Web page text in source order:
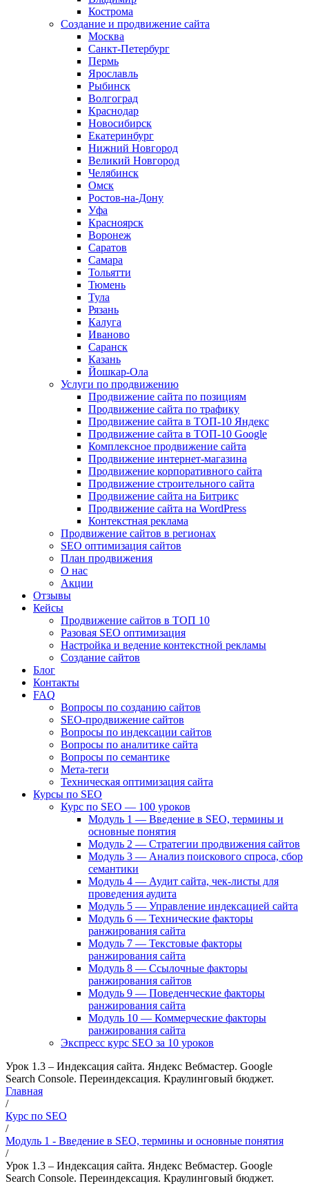
Кострома
Создание и продвижение сайта
Москва
Санкт-Петербург
Пермь
Ярославль
Рыбинск
Волгоград
Краснодар
Новосибирск
Екатеринбург
Нижний Новгород
Великий Новгород
Челябинск
Омск
Ростов-на-Дону
Уфа
Красноярск
Воронеж
Саратов
Самара
Тольятти
Тюмень
Тула
Рязань
Калуга
Иваново
Саранск
Казань
Йошкар-Ола
Услуги по продвижению
Продвижение сайта по позициям
Продвижение сайта по трафику
Продвижение сайта в ТОП-10 Яндекс
Продвижение сайта в ТОП-10 Google
Комплексное продвижение сайта
Продвижение интернет-магазина
Продвижение корпоративного сайта
Продвижение строительного сайта
Продвижение сайта на Битрикс
Продвижение сайта на WordPress
Контекстная реклама
Продвижение сайтов в регионах
SEO оптимизация сайтов
План продвижения
О нас
Акции
Отзывы
Кейсы
Продвижение сайтов в ТОП 10
Разовая SEO оптимизация
Настройка и ведение контекстной рекламы
Создание сайтов
Блог
Контакты
FAQ
Вопросы по созданию сайтов
SEO-продвижение сайтов
Вопросы по индексации сайтов
Вопросы по аналитике сайта
Вопросы по семантике
Мета-теги
Техническая оптимизация сайта
Курсы по SEO
Курс по SEO — 100 уроков
Модуль 1 — Введение в SEO, термины и
основные понятия
Модуль 2 — Стратегии продвижения сайтов
Модуль 3 — Анализ поискового спроса, сбор
семантики
Модуль 4 — Аудит сайта, чек-листы для
проведения аудита
Модуль 5 — Управление индексацией сайта
Модуль 6 — Технические факторы
ранжирования сайта
Модуль 7 — Текстовые факторы
ранжирования сайта
Модуль 8 — Ссылочные факторы
ранжирования сайтов
Модуль 9 — Поведенческие факторы
ранжирования сайта
Модуль 10 — Коммерческие факторы
ранжирования сайта
Экспресс курс SEO за 10 уроков
Урок 1.3 – Индексация сайта. Яндекс Вебмастер. Google
Search Console. Переиндексация. Краулинговый бюджет.
Главная
/
Курс по SEO
/
Модуль 1 - Введение в SEO, термины и основные понятия
/
Урок 1.3 – Индексация сайта. Яндекс Вебмастер. Google
Search Console. Переиндексация. Краулинговый бюджет.